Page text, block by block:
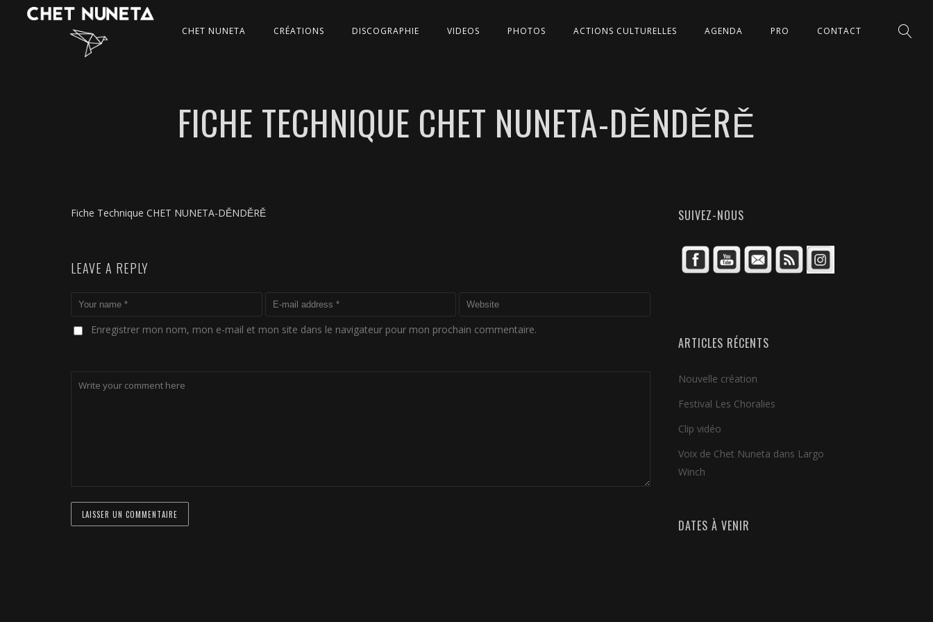
CHET NUNETA CRÉATIONS DISCOGRAPHIE VIDEOS PHOTOS ACTIONS CULTURELLES AGENDA PRO CONTACT
FICHE TECHNIQUE CHET NUNETA-DĚNDĚRĚ
Fiche Technique CHET NUNETA-DĚNDĚRĚ
LEAVE A REPLY
Enregistrer mon nom, mon e-mail et mon site dans le navigateur pour mon prochain commentaire.
SUIVEZ-NOUS
ARTICLES RÉCENTS
Nouvelle création
Festival Les Choralies
Clip vidéo
Voix de Chet Nuneta dans Largo
Winch
DATES À VENIR